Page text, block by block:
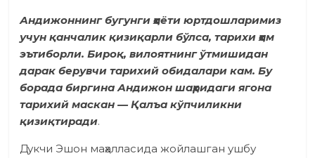
Андижоннинг бугунги ҳаёти юртдошларимиз
учун қанчалик қизиқарли бўлса, тарихи ҳам
эътиборли. Бироқ, вилоятнинг ўтмишидан
дарак берувчи тарихий обидалари кам. Бу
борада биргина Андижон шаҳридаги ягона
тарихий маскан — Қалъа кўпчиликни
қизиқтиради.
Дукчи Эшон маҳалласида жойлашган ушбу